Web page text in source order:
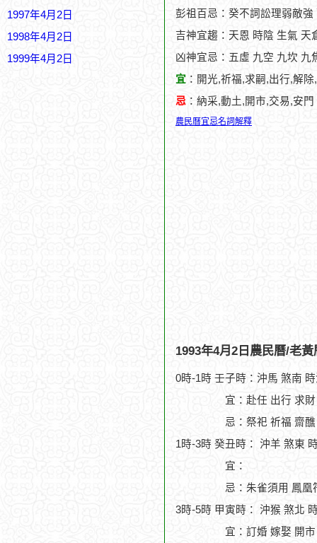
1997年4月2日
1998年4月2日
1999年4月2日
彭祖百忌：癸不詞訟理弱敵
吉神宜趨：天恩 時陰 生氣 天
凶神宜忌：五虛 九空 九坎 九
宜 ：開光,祈福,求嗣,出行,解
忌 ：納采,動土,開市,交易,安門
農民曆宜忌名詞解釋
1993年4月2日農民曆/老
0時-1時 壬子時：沖馬 煞南
宜：赴任 出行 求
忌：祭祀 祈福 齋
1時-3時 癸丑時： 沖羊 煞東
宜：
忌：朱雀須用 鳳凰
3時-5時 甲寅時： 沖猴 煞北
宜：訂婚 嫁娶 開